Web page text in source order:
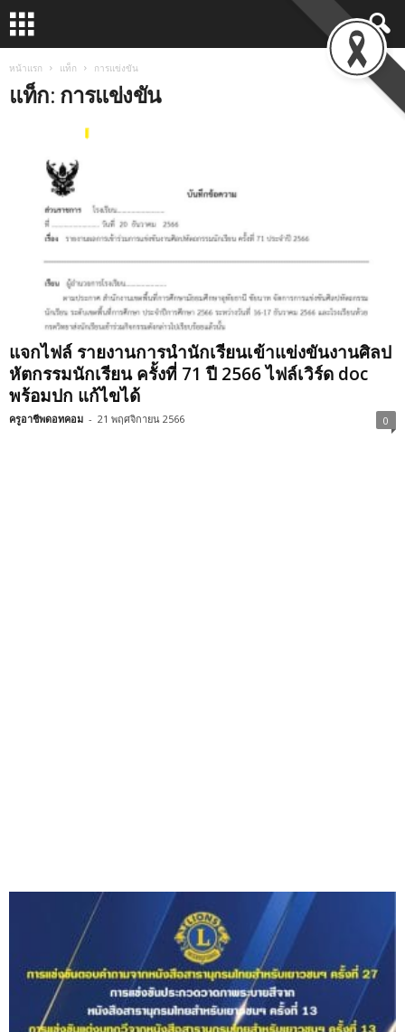
หน้าแรก แท็ก การแข่งขัน
แท็ก: การแข่งขัน
แจกไฟล์ รายงานการนำนักเรียนเข้าแข่งขันงานศิลป
หัตกรรมนักเรียน ครั้งที่ 71 ปี 2566 ไฟล์เวิร์ด doc
พร้อมปก แก้ไขได้
ครูอาชีพดอทคอม - 21 พฤศจิกายน 2566 0